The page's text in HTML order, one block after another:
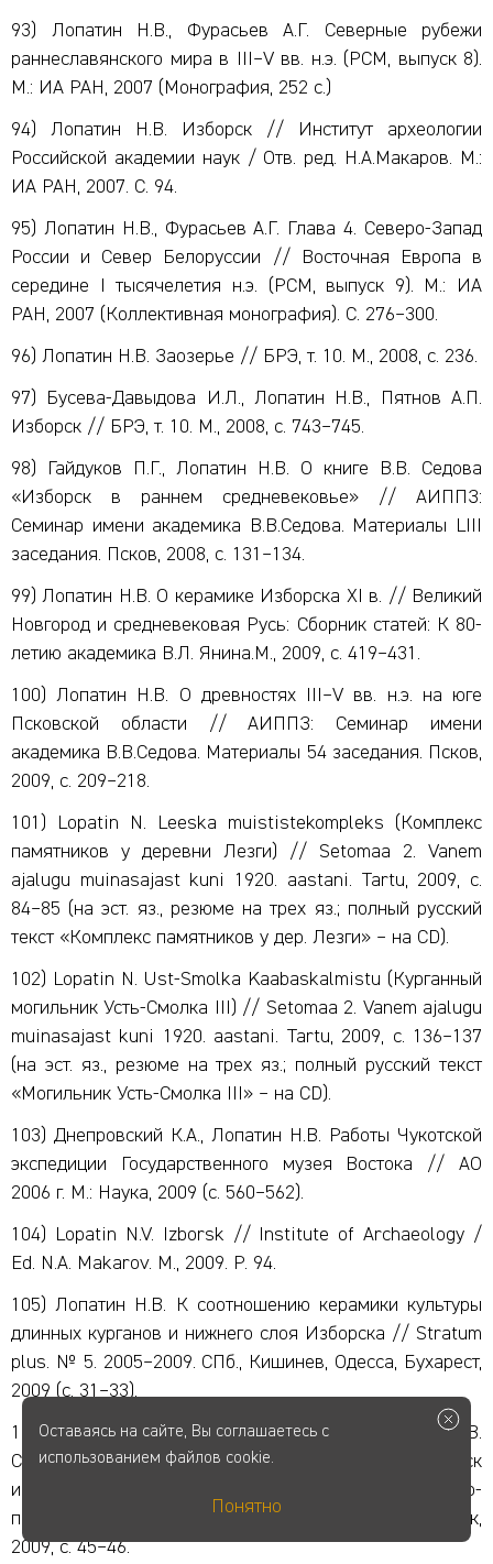
93) Лопатин Н.В., Фурасьев А.Г. Северные рубежи
раннеславянского мира в III–V вв. н.э. (РСМ, выпуск 8).
М.: ИА РАН, 2007 (Монография, 252 с.)
94) Лопатин Н.В. Изборск // Институт археологии
Российской академии наук / Отв. ред. Н.А.Макаров. М.:
ИА РАН, 2007. С. 94.
95) Лопатин Н.В., Фурасьев А.Г. Глава 4. Северо-Запад
России и Север Белоруссии // Восточная Европа в
середине I тысячелетия н.э. (РСМ, выпуск 9). М.: ИА
РАН, 2007 (Коллективная монография). С. 276–300.
96) Лопатин Н.В. Заозерье // БРЭ, т. 10. М., 2008, с. 236.
97) Бусева-Давыдова И.Л., Лопатин Н.В., Пятнов А.П.
Изборск // БРЭ, т. 10. М., 2008, с. 743–745.
98) Гайдуков П.Г., Лопатин Н.В. О книге В.В. Седова
«Изборск в раннем средневековье» // АИППЗ:
Семинар имени академика В.В.Седова. Материалы LIII
заседания. Псков, 2008, с. 131–134.
99) Лопатин Н.В. О керамике Изборска XI в. // Великий
Новгород и средневековая Русь: Сборник статей: К 80-
летию академика В.Л. Янина.М., 2009, с. 419–431.
100) Лопатин Н.В. О древностях III–V вв. н.э. на юге
Псковской области // АИППЗ: Семинар имени
академика В.В.Седова. Материалы 54 заседания. Псков,
2009, с. 209–218.
101) Lopatin N. Leeska muististekompleks (Комплекс
памятников у деревни Лезги) // Setomaa 2. Vanem
ajalugu muinasajast kuni 1920. aastani. Tartu, 2009, с.
84–85 (на эст. яз., резюме на трех яз.; полный русский
текст «Комплекс памятников у дер. Лезги» – на CD).
102) Lopatin N. Ust-Smolka Kaabaskalmistu (Курганный
могильник Усть-Смолка III) // Setomaa 2. Vanem ajalugu
muinasajast kuni 1920. aastani. Tartu, 2009, с. 136–137
(на эст. яз., резюме на трех яз.; полный русский текст
«Могильник Усть-Смолка III» – на CD).
103) Днепровский К.А., Лопатин Н.В. Работы Чукотской
экспедиции Государственного музея Востока // АО
2006 г. М.: Наука, 2009 (с. 560–562).
104) Lopatin N.V. Izborsk // Institute of Archaeology /
Ed. N.A. Makarov. M., 2009. P. 94.
105) Лопатин Н.В. К соотношению керамики культуры
длинных курганов и нижнего слоя Изборска // Stratum
plus. № 5. 2005–2009. СПб., Кишинев, Одесса, Бухарест,
2009 (с. 31–33).
106) Гайдуков П.Г., Лопатин Н.В. К выходу книги В.В.
Седова «Изборск в раннем средневековье» // Изборск
и его округа. Материалы Международной научно-
практической конференции 2007–2008 гг. Изборск,
2009, с. 45–46.
Оставаясь на сайте, Вы соглашаетесь с
использованием файлов cookie.
Понятно